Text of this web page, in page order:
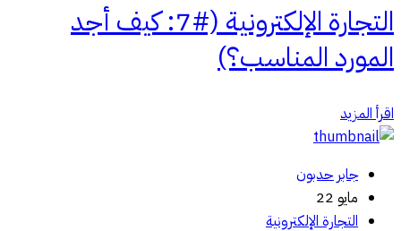
التجارة الإلكترونية (#7: كيف أجد
المورد المناسب؟)
اقرأ المزيد
جابر حدبون
مايو 22
التجارة الإلكترونية